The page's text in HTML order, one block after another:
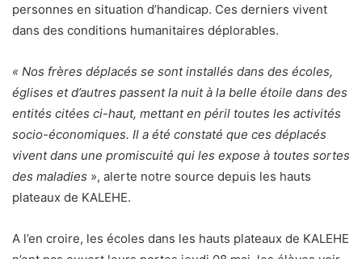
personnes en situation d’handicap. Ces derniers vivent
dans des conditions humanitaires déplorables.
« Nos frères déplacés se sont installés dans des écoles,
églises et d’autres passent la nuit à la belle étoile dans des
entités citées ci-haut, mettant en péril toutes les activités
socio-économiques. Il a été constaté que ces déplacés
vivent dans une promiscuité qui les expose à toutes sortes
des maladies », alerte notre source depuis les hauts
plateaux de KALEHE.
A l’en croire, les écoles dans les hauts plateaux de KALEHE